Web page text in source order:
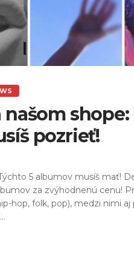
pozrieť!
5 albumov musíš mať!
za zvýhodnenú cenu!
hop, folk, pop), medzi nimi